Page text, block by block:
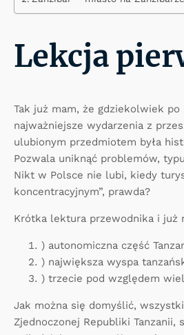
Lekcja
Tak już mam, że gdziekolwiek
najważniejsze wydarzenia z
ulubionym przedmiotem była
Pozwala uniknąć problemów,
Nikt w Polsce nie lubi, kiedy
koncentracyjnym”, prawda?
Krótka lektura przewodnika i już
) autonomiczna część
) największa wyspa
) trzecie pod względem
Jak można się domyślić,
Zjednoczonej Republiki